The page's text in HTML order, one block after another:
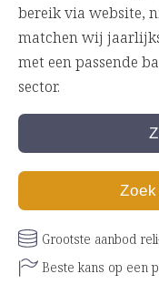
bereik via website,
matchen wij
met een passende
sector.
Grootste aanbod
Beste kans op een